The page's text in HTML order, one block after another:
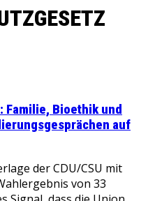
Familie, Bioethik und
auf
der CDU/CSU mit
von 33